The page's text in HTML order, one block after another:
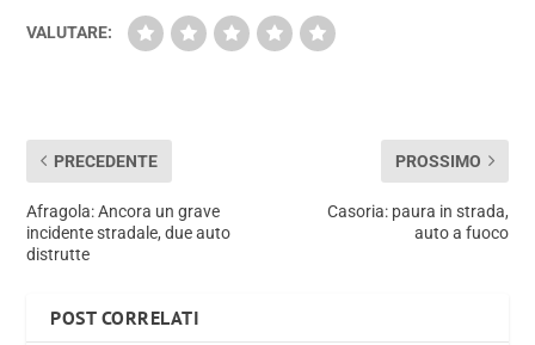
VALUTARE:
PRECEDENTE
Afragola: Ancora un grave
incidente stradale, due auto
distrutte
PROSSIMO
Casoria: paura in strada,
auto a fuoco
POST CORRELATI